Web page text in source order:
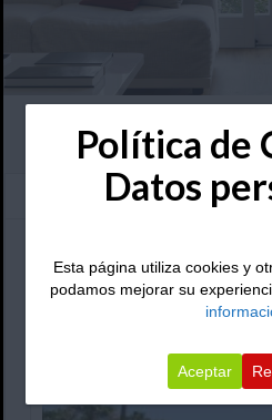
Ordenar por:
Política de
Datos
Esta página utiliza cookies y
podamos mejorar su
Aceptar